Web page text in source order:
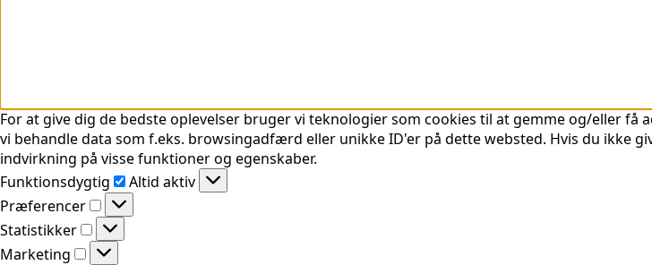
For at give dig de bedste oplevelser bruger vi teknologier som cookies til at gemme og/eller
vi behandle data som f.eks. browsingadfærd eller unikke ID'er på dette websted. Hvis du ikke
indvirkning på visse funktioner og egenskaber.
Funktionsdygtig
Funktionsdygtig
Altid aktiv
Præferencer
Præferencer
Statistikker
Statistikker
Marketing
Marketing